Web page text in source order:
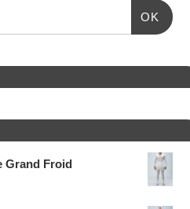
OK
Grand Froid